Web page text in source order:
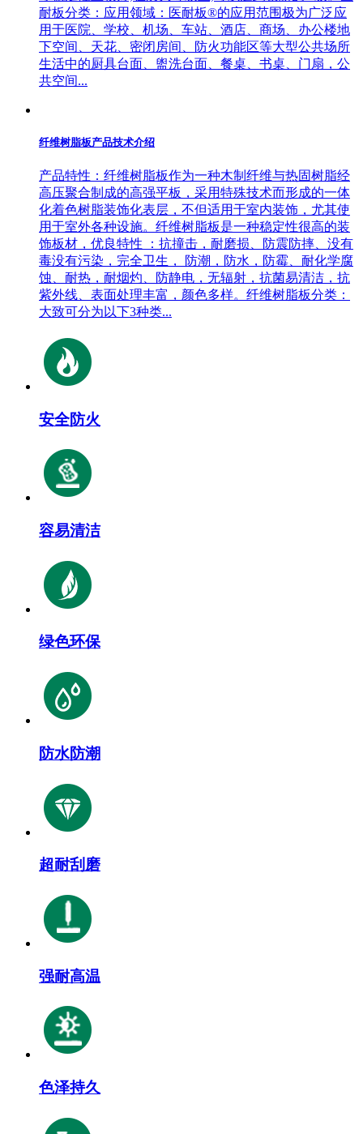
耐板分类：应用领域：医耐板®的应用范围极为广泛应
用于医院、学校、机场、车站、酒店、商场、办公楼地
下空间、天花、密闭房间、防火功能区等大型公共场所
生活中的厨具台面、盥洗台面、餐桌、书桌、门扇，公
共空间...
纤维树脂板产品技术介绍
产品特性：纤维树脂板作为一种木制纤维与热固树脂经
高压聚合制成的高强平板，采用特殊技术而形成的一体
化着色树脂装饰化表层，不但适用于室内装饰，尤其使
用于室外各种设施。纤维树脂板是一种稳定性很高的装
饰板材，优良特性 ：抗撞击，耐磨损、防震防摔、没有
毒没有污染，完全卫生， 防潮，防水，防霉、耐化学腐
蚀、耐热，耐烟灼、防静电，无辐射，抗菌易清洁，抗
紫外线、表面处理丰富，颜色多样。纤维树脂板分类：
大致可分为以下3种类...
安全防火
容易清洁
绿色环保
防水防潮
超耐刮磨
强耐高温
色泽持久